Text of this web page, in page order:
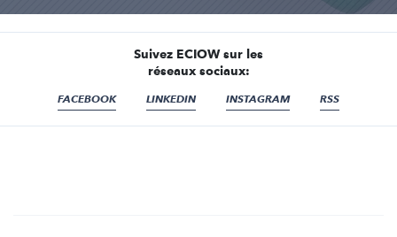
Suivez ECIOW sur les
réseaux sociaux:
FACEBOOK LINKEDIN INSTAGRAM RSS